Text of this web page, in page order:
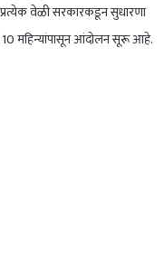
वेळी सरकारकडून सुधारणा
10 महिन्यांपासून आंदोलन सूरू आहे.